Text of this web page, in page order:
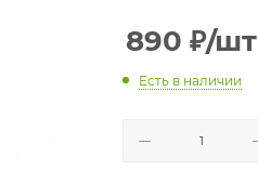
890 ₽/шт
Есть в наличии